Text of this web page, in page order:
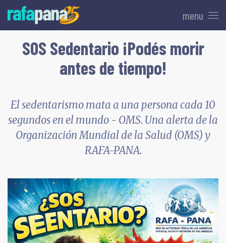
menu
SOS Sedentario ¡Podés morir
antes de tiempo!
El sedentarismo mata a una persona cada 10
segundos en el mundo - OMS. Una alerta de la
Organización Mundial de la Salud (OMS) y
RAFA-PANA.